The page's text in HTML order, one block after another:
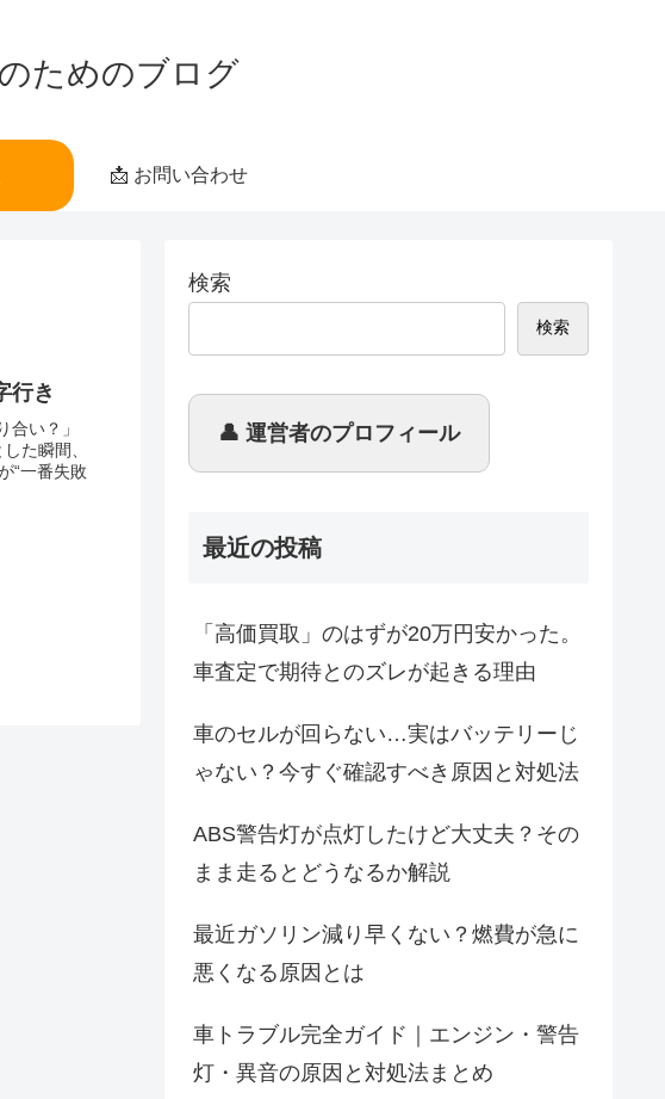
ためのブログ
📩 お問い合わせ
行き
合い？」
た瞬間、
“一番失敗
検索
検索
👤 運営者のプロフィール
最近の投稿
「高価買取」のはずが20万円安かった。
車査定で期待とのズレが起きる理由
車のセルが回らない…実はバッテリーじ
ゃない？今すぐ確認すべき原因と対処法
ABS警告灯が点灯したけど大丈夫？その
まま走るとどうなるか解説
最近ガソリン減り早くない？燃費が急に
悪くなる原因とは
車トラブル完全ガイド｜エンジン・警告
灯・異音の原因と対処法まとめ